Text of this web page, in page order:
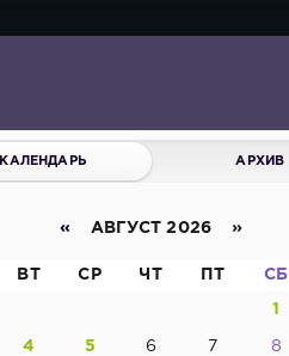
КАЛЕНДАРЬ АРХИВ
« АВГУСТ 2026 »
ВТ СР ЧТ ПТ СБ
1
4 5 6 7 8